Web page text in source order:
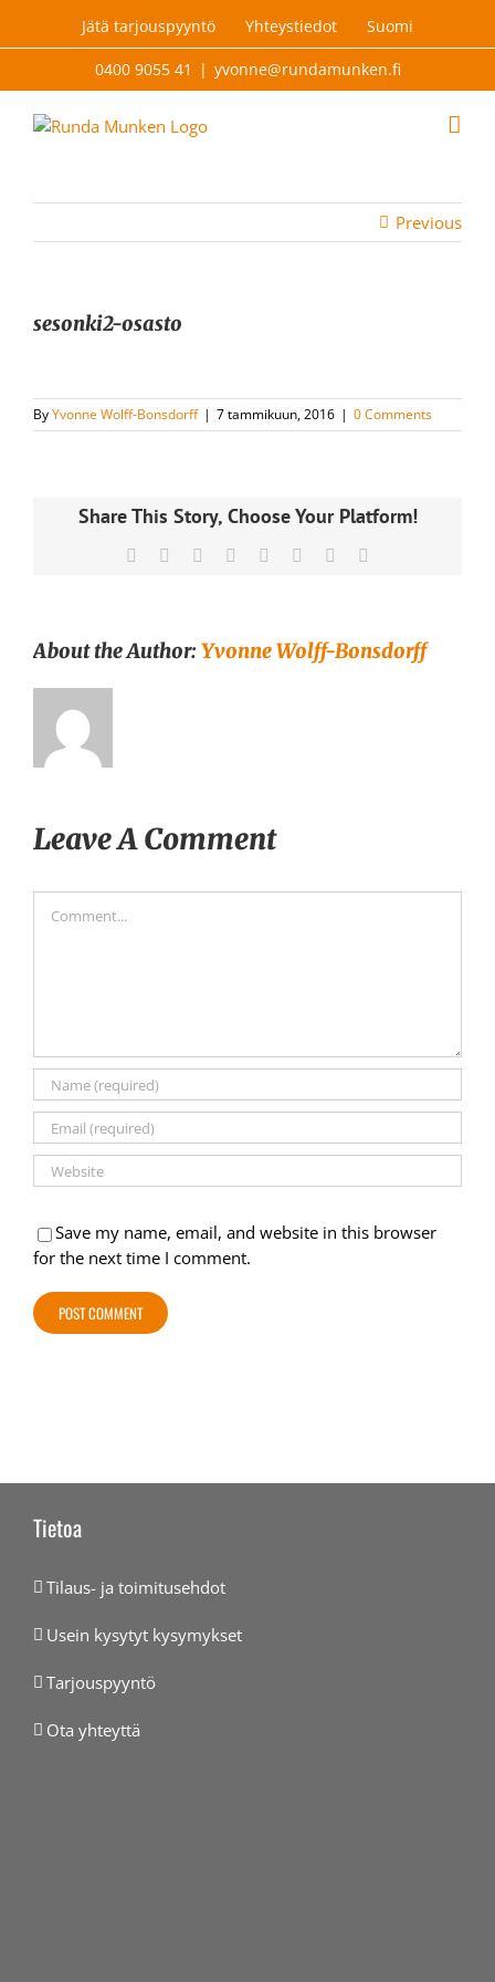
Jätä tarjouspyyntö Yhteystiedot Suomi
0400 9055 41 | yvonne@rundamunken.fi
Previous
sesonki2-osasto
ByYvonne Wolff-Bonsdorff | 7 tammikuun, 2016 | 0 Comments
Share This Story, Choose Your Platform!
Facebook Reddit LinkedIn
TumblrPinterest
About the Author:Yvonne Wolff-Bonsdorff
Leave A Comment
Save my name, email, and website in this browser
for the next time I comment.
Tietoa
Tilaus- ja toimitusehdot
Usein kysytyt kysymykset
Tarjouspyyntö
Ota yhteyttä